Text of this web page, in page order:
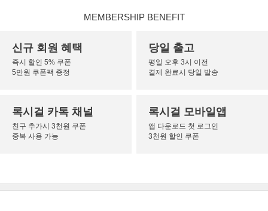
MEMBERSHIP BENEFIT
신규 회원 혜택
즉시 할인 5% 쿠폰
5만원 쿠폰팩 증정
당일 출고
평일 오후 3시 이전
결제 완료시 당일 발송
록시걸 카톡 채널
친구 추가시 3천원 쿠폰
중복 사용 가능
록시걸 모바일앱
앱 다운로드 첫 로그인
3천원 할인 쿠폰